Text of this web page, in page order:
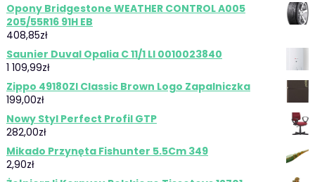
Opony Bridgestone WEATHER CONTROL A005
205/55R16 91H EB
408,85zł
Saunier Duval Opalia C 11/1 LI 0010023840
1 109,99zł
Zippo 49180Zl Classic Brown Logo Zapalniczka
199,00zł
Nowy Styl Perfect Profil GTP
282,00zł
Mikado Przynęta Fishunter 5.5Cm 349
2,90zł